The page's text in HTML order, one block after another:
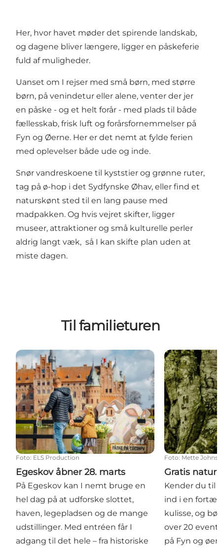
Her, hvor havet møder det spirende landskab,
og dagene bliver længere, ligger en påskeferie
fuld af muligheder.
Uanset om I rejser med små børn, med større
børn, på venindetur eller alene, venter der jer
en påske - og et helt forår - med plads til både
fællesskab, frisk luft og forårsfornemmelser på
Fyn og Øerne. Her er det nemt at fylde ferien
med oplevelser både ude og inde.
Snør vandreskoene til kyststier og grønne ruter,
tag på ø-hop i det Sydfynske Øhav, eller find et
naturskønt sted til en lang pause med
madpakken. Og hvis vejret skifter, ligger
museer, attraktioner og små kulturelle perler
aldrig langt væk, så I kan skifte plan uden at
miste dagen.
Til familieturen
Egeskov åbner 28. marts
Foto: ELS Production
Egeskov åbner 28. marts
På Egeskov kan I nemt bruge en
hel dag på at udforske slottet,
haven, legepladsen og de mange
udstillinger. Med entréen får I
adgang til det hele – fra historiske
Gratis
Foto: Mette
Gratis
Kender du til
ind i en
kulisse, og
over 20
på Fyn og